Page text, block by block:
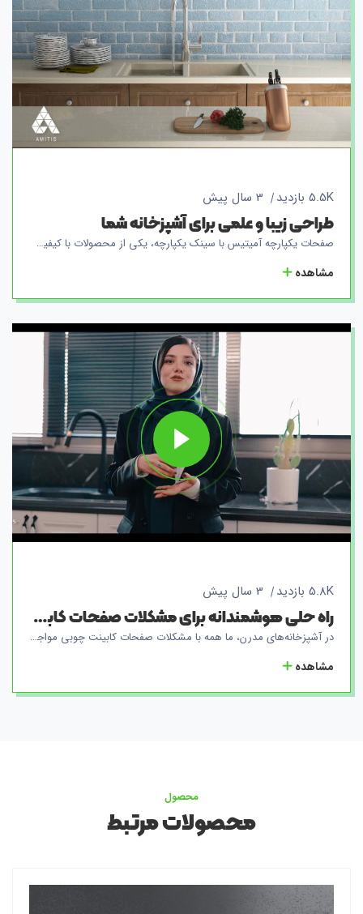
5.5K بازدید 3 سال پیش
طراحی زیبا و علمی برای آشپزخانه شما
صفحات یکپارچه آمیتیس با سینک یکپارچه، یکی از محصولات با کیفیت و بازارپسند شرکت ماست. این صفحات با استفاده از تکنولوژی پیشرفته‌ی تولید، به صورت یک تیکه تولید می‌شوند و برخلاف محصولات دیگر، سینک به صورت جداگانه به صفحه نصب نمی‌شود. بلکه صفحه و سینک به صورت یکپارچه تولید شده و به عنوان یک تیکه به مشتریان تحویل داده می‌شود. این ویژگی منحصر به فرد، به معنی عدم وجود شیارها و درزها بین صفحه و سینک است که باعث شده برگشت آب داخل سینک، به راحتی به لوله‌های فاضلاب هدایت شود و از ایجاد نواحی پوستی برای باکتری‌ها جلوگیری شود. به علاوه، این صفحات با آنتی باکتریال سازگار با هر نوع شوینده تجهیز شده‌اند. این به معنی این است که شما می‌توانید از هر نوع شوینده‌ی خانگی برای شستشوی صفحه و سینک استفاده کنید بدون این که نگرانی در مورد تاثیرات آن بر روی سطح صفحه و سینک داشته باشید. با انتخاب صفحات یکپارچه آمیتیس با سینک یکپارچه، شما علاوه بر ایجاد یک آشپزخانه‌ی زیبا و سبک، از امکانات بهداشتی بهتری در آشپزخانه‌ی خود برخوردار می‌شوید که به کاربران اجازه می‌دهد تا به راحتی و با خیالی آسوده در آشپزخانه‌ی خود کار کنند.
مشاهده
5.8K بازدید 3 سال پیش
راه حلی هوشمندانه برای مشکلات صفحات کابینت آشپزخانه
در آشپزخانه‌های مدرن، ما همه با مشکلات صفحات کابینت چوبی مواجه هستیم. این مشکلات عموماً به دلیل ساختار چوبی این صفحات و حساسیت آن‌ها در برابر نفوذ آب بوجود می‌آیند. پوسیدگی، تخریب صفحات و رشد باکتری‌ها در آشپزخانه‌های ما مشکلاتی رایج هستند که باعث ایجاد نگرانی‌های بیشمار در تمیز نگه داشتن محیط می‌شوند. اما حالا به راحتی و با راه حلی هوشمندانه، ما در گروه کارخانجات آمیتیس آماده‌ایم تا این مشکلات را برای همیشه از بین ببریم. از طریق تولید صفحات یکپارچه آمیتیس، به شما این امکان را می‌دهیم که آشپزخانه‌ی خود را با آرامش و اطمینان فراوان تجربه کنید. صفحات یکپارچه آمیتیس، با توجه به نیازهای شما، به صورت سفارشی در ابعاد و اندازه‌های مختلف طراحی و تولید می‌شوند. این صفحات با توجه به خواص منحصر به فرد خود، نه تنها از نفوذ آب جلوگیری می‌کنند، بلکه همچنین پوسیدگی و رشد باکتری‌ها را به حداقل می‌رسانند. به این ترتیب، با استفاده از صفحات یکپارچه آمیتیس، نگرانی‌های شما درباره تمیز نگه داشتن محیط آشپزخانه به حداقل می‌رسد و محیطی بهداشتی و زیبا را برای شما فراهم می‌سازد. علاوه بر این، سینک نیز به صورت یکپارچه با صفحات متصل می‌شود و به سادگی و به رنگ و سایز دلخواه شما تولید می‌شود. با خط تولید کارخانجات آمیتیس، سینک‌های یکپارچه در رنگ‌ها و طرح‌های متنوع به منزل شما می‌رسند. اعتماد به کیفیت آمیتیس، شما را به راحتی و با اطمینان به یک تجربه بی‌نظیر از صفحات یکپارچه در آشپزخانه‌تان هدایت خواهد کرد. با آمیتیس، مشکلات را به فراموشی بسپارید و کیفیت را در آشپزخانه خود تجربه کنید. همچنین، همواره ما در تلاش هستیم تا با بهبود مداوم فناوری و استفاده از مواد با کیفیت برتر، نیازهای شما را در طراحی و تولید صفحات یکپارچه آشپزخانه برآورده کنیم.
مشاهده
محصول
محصولات مرتبط